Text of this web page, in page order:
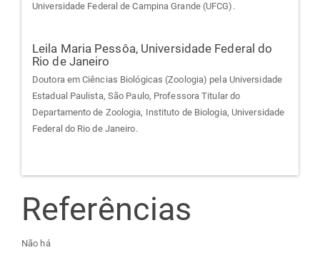
Universidade Federal de Campina Grande (UFCG).
Leila Maria Pessôa, Universidade Federal do
Rio de Janeiro
Doutora em Ciências Biológicas (Zoologia) pela Universidade
Estadual Paulista, São Paulo, Professora Titular do
Departamento de Zoologia, Instituto de Biologia, Universidade
Federal do Rio de Janeiro.
Referências
Não há